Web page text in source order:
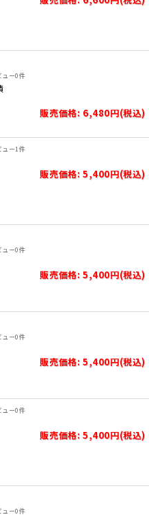
ュー0件
販売価格: 6,480円(税込)
ュー1件
販売価格: 5,400円(税込)
ュー0件
販売価格: 5,400円(税込)
ュー0件
販売価格: 5,400円(税込)
ュー0件
販売価格: 5,400円(税込)
ュー0件